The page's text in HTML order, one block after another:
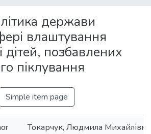
держави
влаштування
дітей, позбавлених
піклування
Simple item page
Токарчук, Людмила Михайлівна